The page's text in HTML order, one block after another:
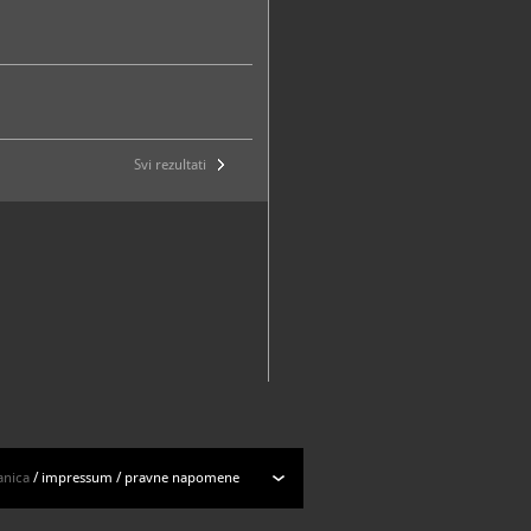
Svi rezultati
/ impressum / pravne napomene